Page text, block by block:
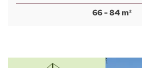
66 - 84 m²